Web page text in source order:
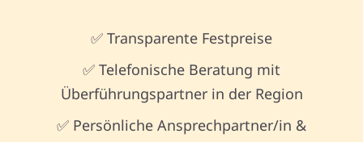
✅ Transparente Festpreise
✅ Telefonische Beratung mit
Überführungspartner in der Region
✅ Persönliche Ansprechpartner/in &